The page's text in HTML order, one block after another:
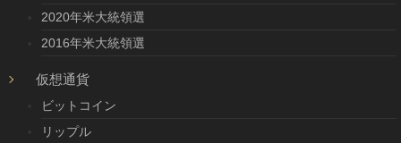
2020年米大統領選
2016年米大統領選
仮想通貨
ビットコイン
リップル